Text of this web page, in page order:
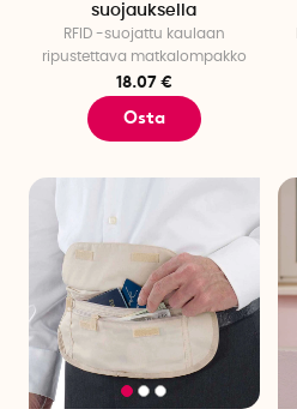
suojauksella
RFID -suojattu kaulaan
ripustettava matkalompakko
18.07 €
Osta